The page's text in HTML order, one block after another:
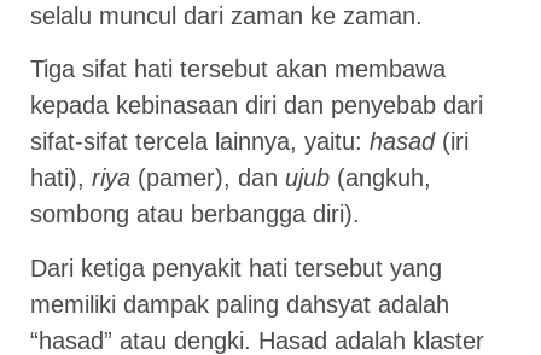
selalu muncul dari zaman ke zaman.
Tiga sifat hati tersebut akan membawa
kepada kebinasaan diri dan penyebab dari
sifat-sifat tercela lainnya, yaitu: hasad(iri
hati), riya (pamer), dan ujub (angkuh,
sombong atau berbangga diri).
Dari ketiga penyakit hati tersebut yang
memiliki dampak paling dahsyat adalah
“hasad” atau dengki. Hasad adalah klaster